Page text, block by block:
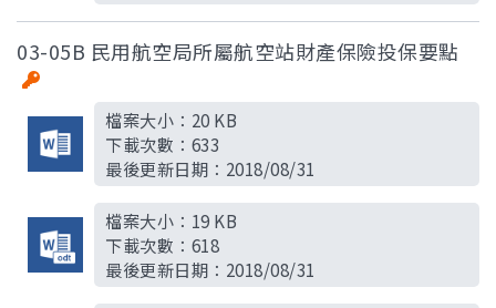
03-05B 民用航空局所屬航空站財產保險投保要點
檔案大小： 20 KB
下載次數： 633
最後更新日期： 2018/08/31
檔案大小： 19 KB
下載次數： 618
最後更新日期： 2018/08/31